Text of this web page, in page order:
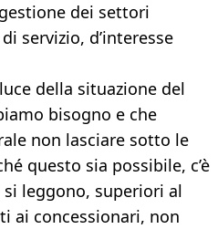
dei settori
servizio, d’interesse
della situazione del
bisogno e che
non lasciare sotto le
questo sia possibile, c’è
leggono, superiori al
ai concessionari, non